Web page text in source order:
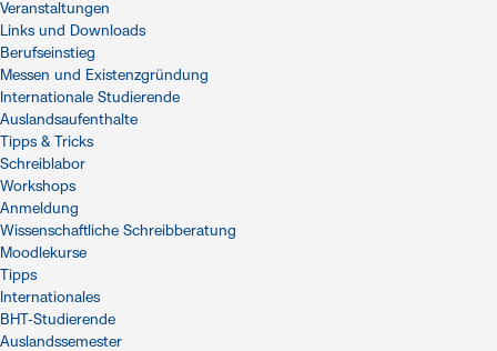
Veranstaltungen
Links und Downloads
Berufseinstieg
Messen und Existenzgründung
Internationale Studierende
Auslandsaufenthalte
Tipps & Tricks
Schreiblabor
Workshops
Anmeldung
Wissenschaftliche Schreibberatung
Moodlekurse
Tipps
Internationales
BHT-Studierende
Auslandssemester